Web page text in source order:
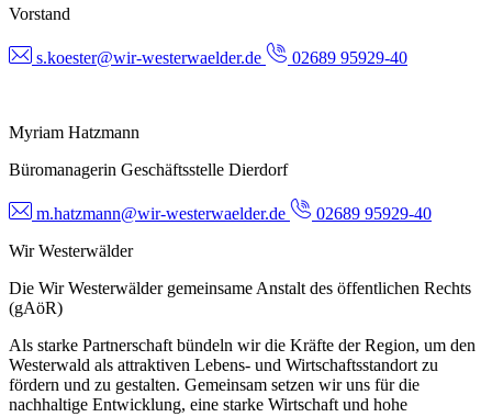
Vorstand
s.koester@wir-westerwaelder.de 02689 95929-40
Myriam Hatzmann
Büromanagerin Geschäftsstelle Dierdorf
m.hatzmann@wir-westerwaelder.de
02689 95929-40
Wir Westerwälder
Die Wir Westerwälder gemeinsame Anstalt des öffentlichen Rechts
(gAöR)
Als starke Partnerschaft bündeln wir die Kräfte der Region, um den
Westerwald als attraktiven Lebens- und Wirtschaftsstandort zu
fördern und zu gestalten. Gemeinsam setzen wir uns für die
nachhaltige Entwicklung, eine starke Wirtschaft und hohe